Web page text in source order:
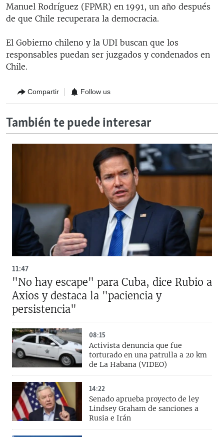
Manuel Rodríguez (FPMR) en 1991, un año después
de que Chile recuperara la democracia.
El Gobierno chileno y la UDI buscan que los
responsables puedan ser juzgados y condenados en
Chile.
Compartir Follow us
También te puede interesar
11:47
"No hay escape" para Cuba, dice Rubio a
Axios y destaca la "paciencia y
persistencia"
08:15
Activista denuncia que fue
torturado en una patrulla a 20 km
de La Habana (VIDEO)
14:22
Senado aprueba proyecto de ley
Lindsey Graham de sanciones a
Rusia e Irán